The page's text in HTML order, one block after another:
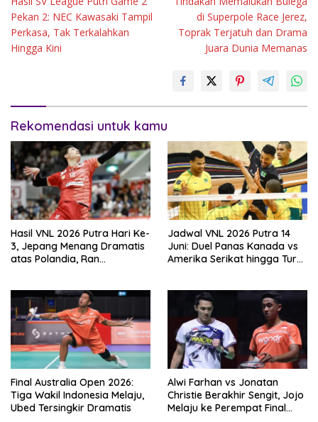
pos
Pekan 2: NEC Kawasaki Tampil
Perkasa, Tak Terkalahkan
Hingga Kini
di Superpole Race Jerez,
Toprak Terjatuh dan Drama
Juara Dunia Memanas
Rekomendasi untuk kamu
Hasil VNL 2026 Putra Hari Ke-
3, Jepang Menang Dramatis
atas Polandia, Ran
Jadwal VNL 2026 Putra 14
Juni: Duel Panas Kanada vs
Amerika Serikat hingga Turki
Final Australia Open 2026:
Tiga Wakil Indonesia Melaju,
Ubed Tersingkir Dramatis
Alwi Farhan vs Jonatan
Christie Berakhir Sengit, Jojo
Melaju ke Perempat Final